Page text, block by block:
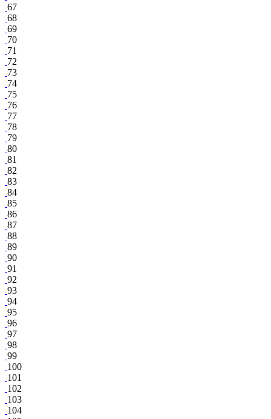
67
68
69
70
71
72
73
74
75
76
77
78
79
80
81
82
83
84
85
86
87
88
89
90
91
92
93
94
95
96
97
98
99
100
101
102
103
104